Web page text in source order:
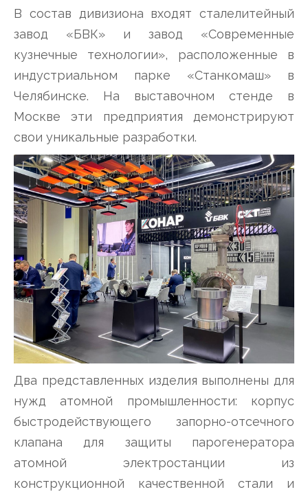
В состав дивизиона входят сталелитейный
завод «БВК» и завод «Современные
кузнечные технологии», расположенные в
индустриальном парке «Станкомаш» в
Челябинске. На выставочном стенде в
Москве эти предприятия демонстрируют
свои уникальные разработки.
Два представленных изделия выполнены для
нужд атомной промышленности: корпус
быстродействующего запорно-отсечного
клапана для защиты парогенератора
атомной электростанции из
конструкционной качественной стали и